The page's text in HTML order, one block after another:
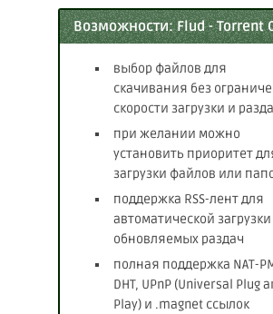
Возможности: Flud - Torrent
выбор файлов для
скачивания без
скорости загрузки и
при желании можно
установить приоритет
загрузки файлов или
поддержка RSS-лент для
автоматической загрузки
обновляемых раздач
полная поддержка NAT-
DHT, UPnP (Universal Plug
Play) и .magnet ссылок